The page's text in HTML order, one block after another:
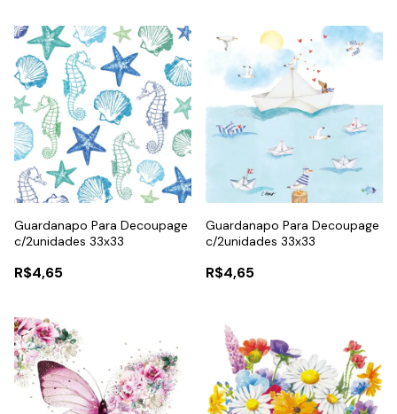
Guardanapo Para Decoupage
c/2unidades 33x33
R$4,65
Guardanapo Para Decoupage
c/2unidades 33x33
R$4,65